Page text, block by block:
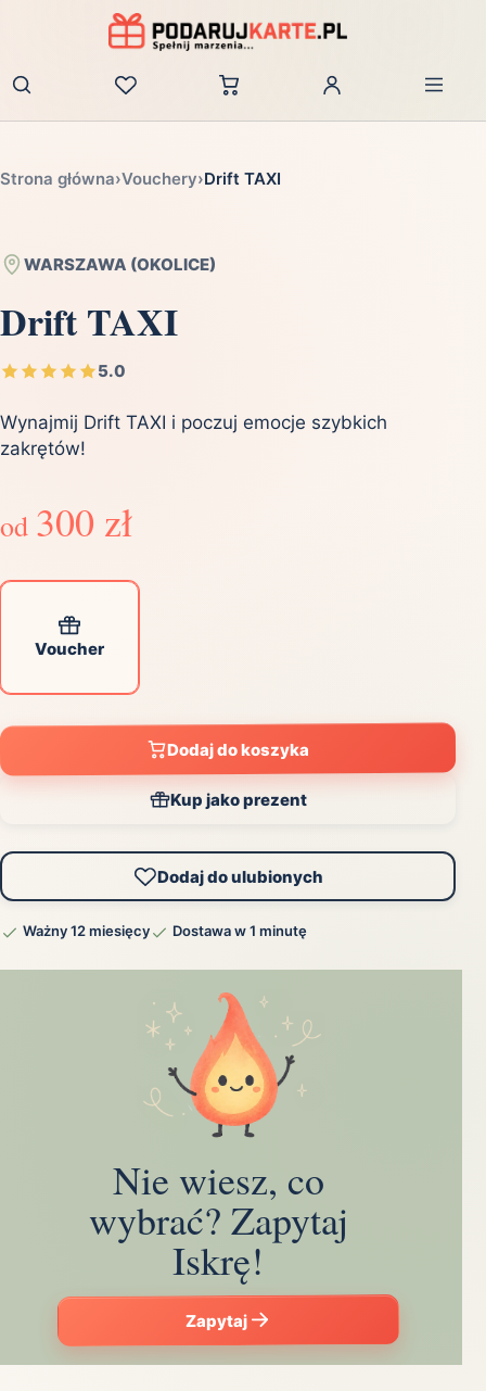
Zaloguj
Strona główna›Vouchery›Drift TAXI
WARSZAWA (OKOLICE)
Drift TAXI
5.0
Wynajmij Drift TAXI i poczuj emocje szybkich
zakrętów!
od 300 zł
Voucher
Dodaj do koszyka
Kup jako prezent
Dodaj do ulubionych
Ważny 12 miesięcy Dostawa w 1 minutę
Nie wiesz, co
wybrać? Zapytaj
Iskrę!
Zapytaj